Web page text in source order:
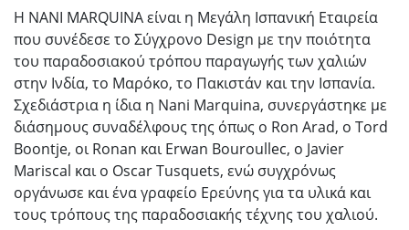
Η NANI MARQUINA είναι η Μεγάλη Ισπανική Εταιρεία
που συνέδεσε το Σύγχρονο Design με την ποιότητα
του παραδοσιακού τρόπου παραγωγής των χαλιών
στην Ινδία, το Μαρόκο, το Πακιστάν και την Ισπανία.
Σχεδιάστρια η ίδια η Νani Marquina, συνεργάστηκε με
διάσημους συναδέλφους της όπως ο Ron Arad, o Tord
Boontje, oι Ronan και Erwan Bouroullec, o Javier
Mariscal και ο Oscar Tusquets, ενώ συγχρόνως
οργάνωσε και ένα γραφείο Ερεύνης για τα υλικά και
τους τρόπους της παραδοσιακής τέχνης του χαλιού.